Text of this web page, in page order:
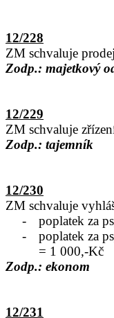
12/228
ZM schvaluje
Zodp.: majetkový
12/229
ZM schvaluje
Zodp.: tajemník
12/230
ZM schvaluje
-
poplatek za
-
poplatek za
= 1 000,-Kč
Zodp.: ekonom
12/231